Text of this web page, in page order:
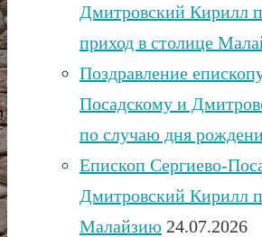
Дмитровский Кирилл
приход в столице
Поздравление
Посадскому и
по случаю дня
Епископ Сергиево-
Дмитровский Кирилл
Малайзию 24.07.2026